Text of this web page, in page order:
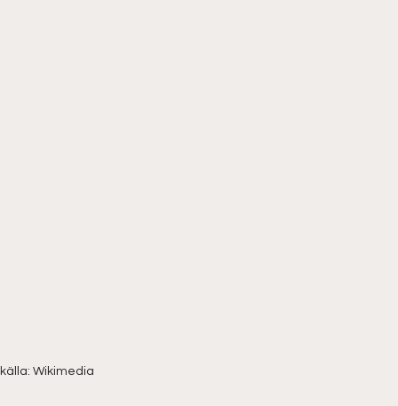
Wikimedia